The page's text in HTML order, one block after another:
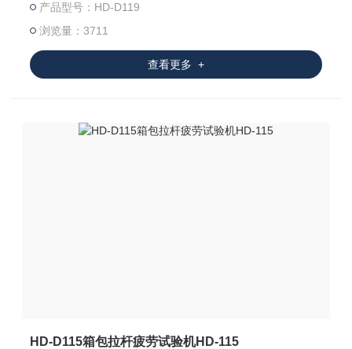
产品型号：HD-D119
浏览量：3711
查看更多 +
HD-D115箱包拉杆疲劳试验机HD-115